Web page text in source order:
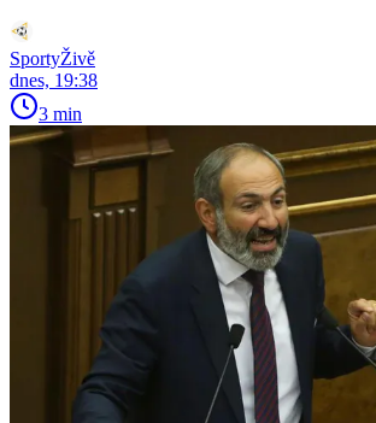
SportyŽivě
dnes, 19:38
3 min